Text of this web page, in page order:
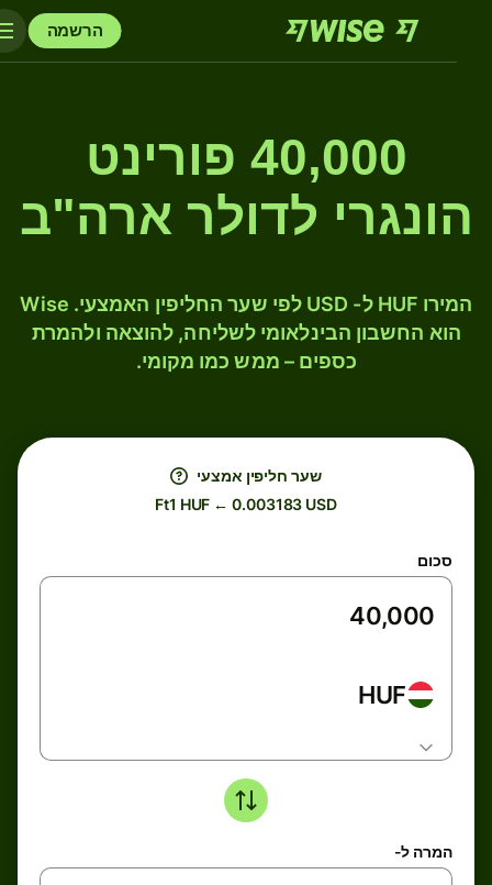
הרשמה
40,000 פורינט
הונגרי לדולר ארה"ב
המירו HUF ל- USD לפי שער החליפין האמצעי. Wise
הוא החשבון הבינלאומי לשליחה, להוצאה ולהמרת
כספים – ממש כמו מקומי.
שער חליפין אמצעי
Ft1 HUF ← 0.003183 USD
סכום
HUF
המרה ל-